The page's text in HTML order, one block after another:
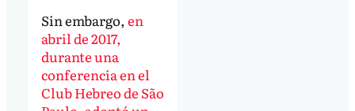
Sin embargo, en
abril de 2017,
durante una
conferencia en el
Club Hebreo de São